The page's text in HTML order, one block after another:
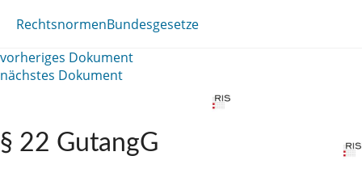
RechtsnormenBundesgesetze
vorheriges Dokument
nächstes Dokument
§ 22 GutangG